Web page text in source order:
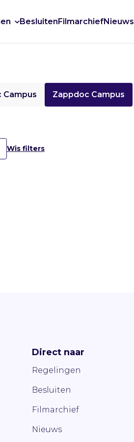
BesluitenFilmarchiefNieuws
Campus Zappdoc Campus
Wis filters
Direct naar
Regelingen
Besluiten
Filmarchief
Nieuws